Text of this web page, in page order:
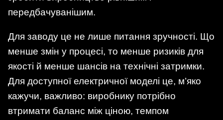
передбачуванішим.
Для заводу це не лише питання зручності. Що
менше змін у процесі, то менше ризиків для
якості й менше шансів на технічні затримки.
Для доступної електричної моделі це, м’яко
кажучи, важливо: виробнику потрібно
втримати баланс між ціною, темпом